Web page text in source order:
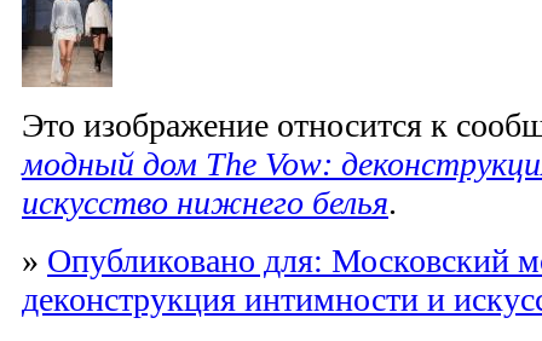
Это изображение относится к
модный дом The Vow:
искусство нижнего белья.
» Опубликовано для: Московский
деконструкция интимности и